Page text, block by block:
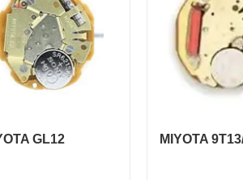
GL12 MIYOTA